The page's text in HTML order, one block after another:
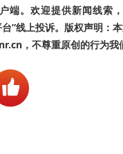
端。欢迎提供新闻线索
”线上投诉。版权声明：
，不尊重原创的行为我